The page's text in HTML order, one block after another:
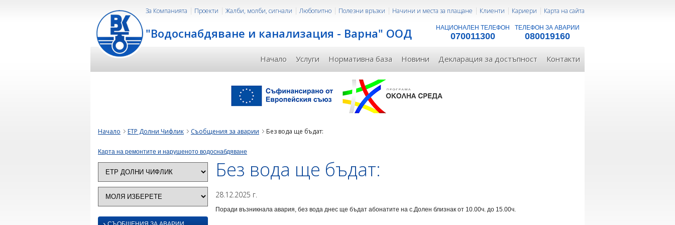
"Водоснабдяване и канализация - Варна" ООД НАЦИОНАЛЕН ТЕЛЕФОН
070011300
ТЕЛЕФОН ЗА АВАРИИ
080019160
За Компанията Проекти Жалби, молби, сигнали Любопитно Полезни връзки Начини и места за плащане Клиенти Кариери Карта на сайта
Начало Услуги Нормативна база Новини Декларация за достъпност Контакти
Начало ЕТР Долни Чифлик Съобщения за аварии Без вода ще бъдат:
Карта на ремонтите и нарушеното водоснабдяване
Без вода ще бъдат:
28.12.2025 г.
Поради възникнала авария, без вода днес ще бъдат абонатите на с.Долен близнак от 10.00ч. до 15.00ч.